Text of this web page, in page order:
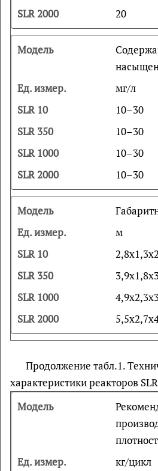
20
мг/л
10–30
10–30
10–30
10–30
м
Продолжение табл.1.
характеристики реакторов
кг/цикл